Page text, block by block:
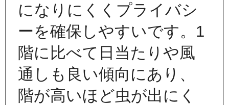
になりにくくプライバシ
ーを確保しやすいです。1
階に比べて日当たりや風
通しも良い傾向にあり、
階が高いほど虫が出にく